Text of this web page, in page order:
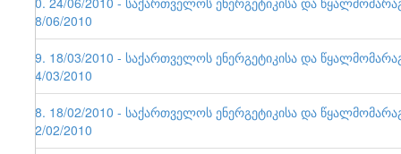
28/06/2010
39. 18/03/2010 - საქართველოს ენერგეტიკისა და
24/03/2010
38. 18/02/2010 - საქართველოს ენერგეტიკისა და
22/02/2010